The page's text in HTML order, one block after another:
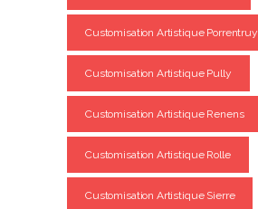
Customisation Artistique Porrentruy
Customisation Artistique Pully
Customisation Artistique Renens
Customisation Artistique Rolle
Customisation Artistique Sierre